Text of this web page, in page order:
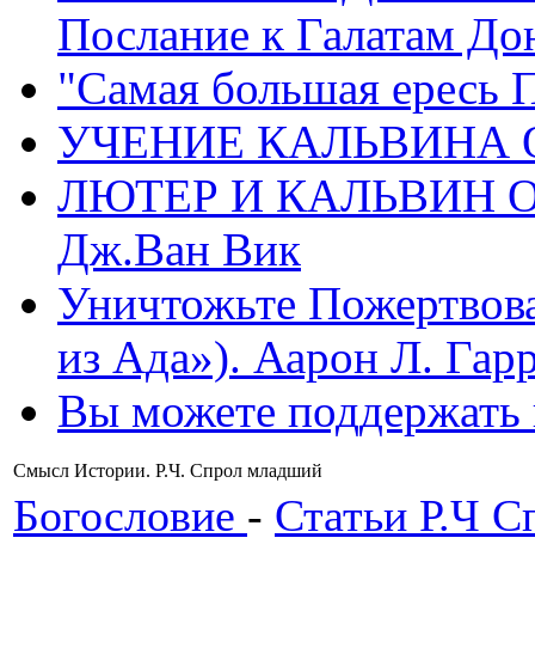
Послание к Галатам
"Самая большая ересь
УЧЕНИЕ КАЛЬВИНА
ЛЮТЕР И КАЛЬВИН
Дж.Ван Вик
Уничтожьте
из Ада»). Аарон Л.
Вы можете
Смысл Истории. Р.Ч. Спрол младший
Богословие - Статьи Р.Ч